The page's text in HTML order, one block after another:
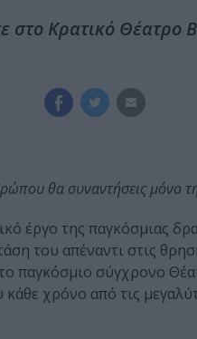
Κρατικό Θέατρο
θα συναντήσεις μόνο
έργο της παγκόσμιας
του απέναντι στις
παγκόσμιο σύγχρονο
χρόνο από τις